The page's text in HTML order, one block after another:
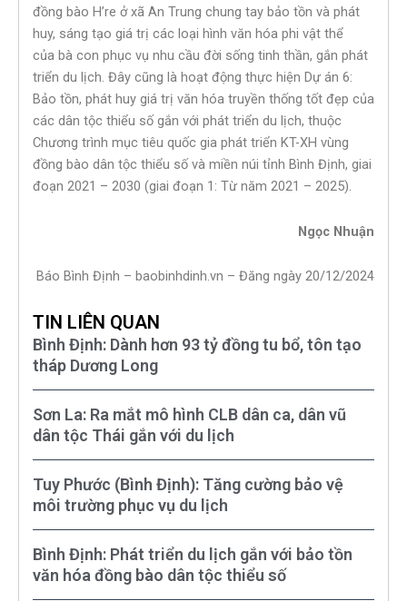
đồng bào H’re ở xã An Trung chung tay bảo tồn và phát
huy, sáng tạo giá trị các loại hình văn hóa phi vật thể
của bà con phục vụ nhu cầu đời sống tinh thần, gắn phát
triển du lịch. Đây cũng là hoạt động thực hiện Dự án 6:
Bảo tồn, phát huy giá trị văn hóa truyền thống tốt đẹp của
các dân tộc thiểu số gắn với phát triển du lịch, thuộc
Chương trình mục tiêu quốc gia phát triển KT-XH vùng
đồng bào dân tộc thiểu số và miền núi tỉnh Bình Định, giai
đoạn 2021 – 2030 (giai đoạn 1: Từ năm 2021 – 2025).
Ngọc Nhuận
Báo Bình Định – baobinhdinh.vn – Đăng ngày 20/12/2024
TIN LIÊN QUAN
Bình Định: Dành hơn 93 tỷ đồng tu bổ, tôn tạo
tháp Dương Long
Sơn La: Ra mắt mô hình CLB dân ca, dân vũ
dân tộc Thái gắn với du lịch
Tuy Phước (Bình Định): Tăng cường bảo vệ
môi trường phục vụ du lịch
Bình Định: Phát triển du lịch gắn với bảo tồn
văn hóa đồng bào dân tộc thiểu số